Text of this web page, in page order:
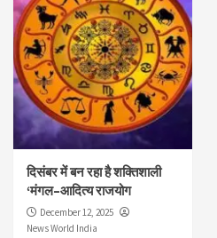
दिसंबर में बन रहा है शक्तिशाली
‘मंगल–आदित्य राजयोग
December 12, 2025
News World India